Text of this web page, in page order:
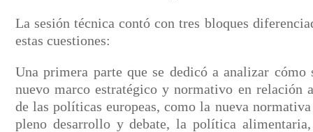
La sesión técnica contó con tres bloques
estas cuestiones:
Una primera parte que se dedicó a analizar cómo
nuevo marco estratégico y normativo en relación
de las políticas europeas, como la nueva
pleno desarrollo y debate, la política